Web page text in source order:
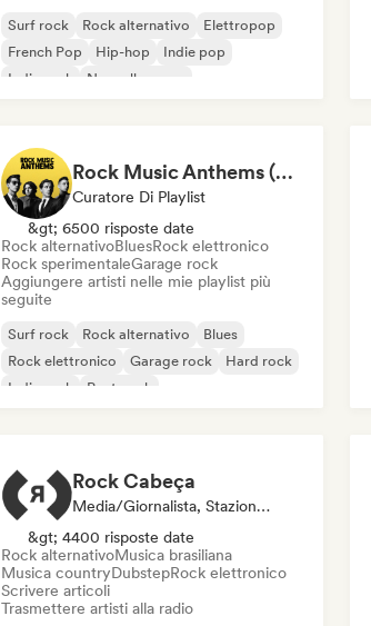
Surf rock Rock alternativo
Elettropop
French Pop
Hip-hop
Indie pop
Indie rock
Nouvelle scene
Rock Music Anthems (MonkeyPlaylists)
Curatore Di Playlist
&gt; 6500 risposte date
Rock alternativoBluesRock elettronico
Rock sperimentaleGarage rock
Aggiungere artisti nelle mie playlist più
seguite
Surf rock Rock alternativo
Blues
Rock elettronico
Garage rock
Hard rock
Indie rock
Post punk
Rock Cabeça
Media/Giornalista, Stazione Radio
&gt; 4400 risposte date
Rock alternativoMusica brasiliana
Musica countryDubstepRock elettronico
Scrivere articoli
Trasmettere artisti alla radio